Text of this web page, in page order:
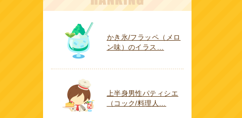
かき氷/フラッペ（メロ
ン味）のイラス…
上半身男性パティシエ
（コック/料理人…